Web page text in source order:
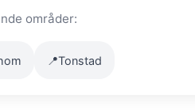
områder:
📍Tonstad